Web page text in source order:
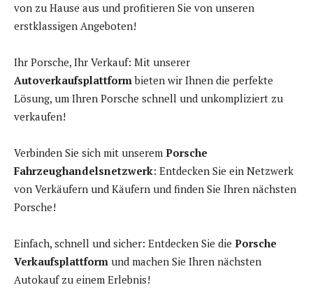
von zu Hause aus und profitieren Sie von unseren
erstklassigen Angeboten!
Ihr Porsche, Ihr Verkauf: Mit unserer
Autoverkaufsplattformbieten wir Ihnen die perfekte
Lösung, um Ihren Porsche schnell und unkompliziert zu
verkaufen!
Verbinden Sie sich mit unserem Porsche
Fahrzeughandelsnetzwerk: Entdecken Sie ein Netzwerk
von Verkäufern und Käufern und finden Sie Ihren nächsten
Porsche!
Einfach, schnell und sicher: Entdecken Sie die Porsche
Verkaufsplattform und machen Sie Ihren nächsten
Autokauf zu einem Erlebnis!